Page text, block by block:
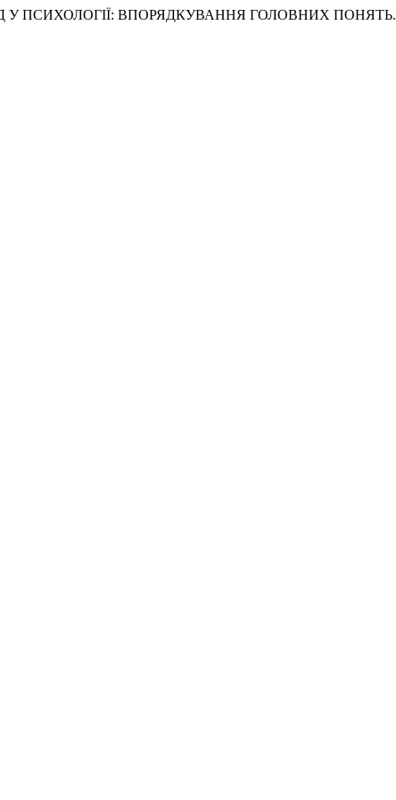
У ПСИХОЛОГІЇ: ВПОРЯДКУВАННЯ ГОЛОВНИХ ПОНЯТЬ.